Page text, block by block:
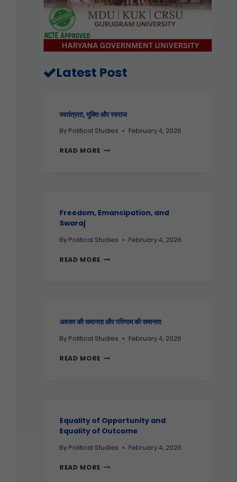
Latest Post
स्वतंत्रता, मुक्ति और स्वराज
By Political Studies February 4, 2026
READ MORE
Freedom, Emancipation, and
Swaraj
By Political Studies February 4, 2026
READ MORE
अवसर की समानता और परिणाम की समानता
By Political Studies February 4, 2026
READ MORE
Equality of Opportunity and
Equality of Outcome
By Political Studies February 4, 2026
READ MORE